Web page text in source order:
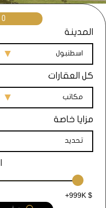
0
المدينة
اسطنبول
كل العقارات
مكاتب
مزايا خاصة
تحديد
+999K $